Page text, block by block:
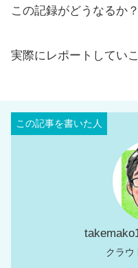
この記録がどうなるか？
実際にレポートしてい
クラウ